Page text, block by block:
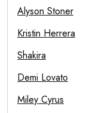
Alyson Stoner
Kristin Herrera
Shakira
Demi Lovato
Miley Cyrus